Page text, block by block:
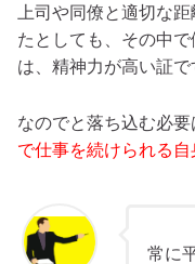
上司や同僚と適切な
たとしても、その中
は、精神力が高い証で
なのでと落ち込む必要
で仕事を続けられる自
常に